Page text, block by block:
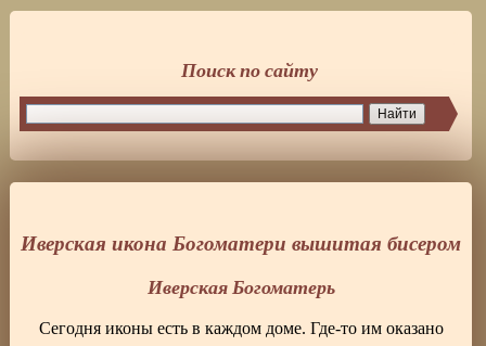
Иверская икона Богоматери вышитая бисером
Иверская Богоматерь
Сегодня иконы есть в каждом доме. Где-то им оказано
Поиск по сайту